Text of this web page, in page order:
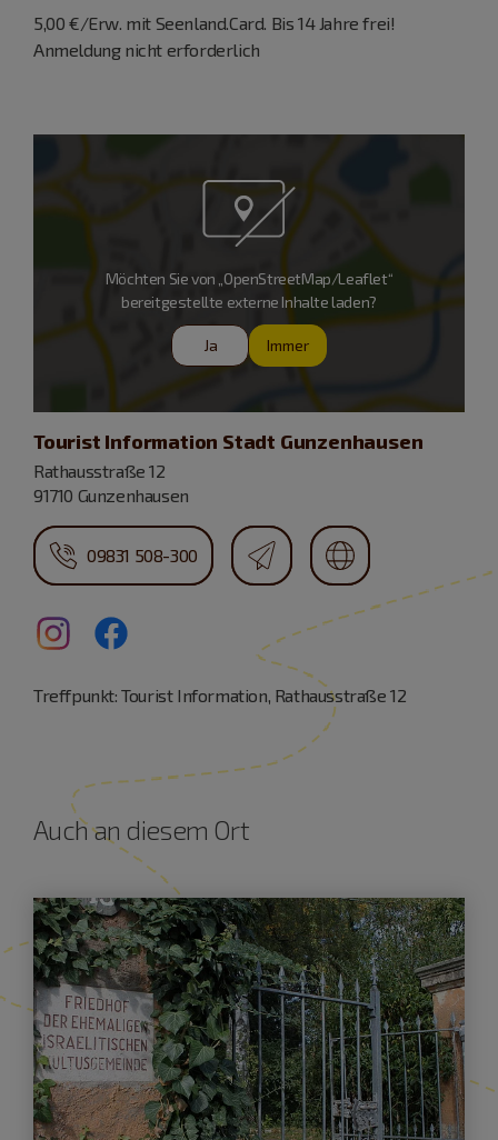
5,00 €/Erw. mit Seenland.Card. Bis 14 Jahre frei!
Anmeldung nicht erforderlich
Möchten Sie von „OpenStreetMap/Leaflet“
bereitgestellte externe Inhalte laden?
Ja Immer
Tourist Information Stadt Gunzenhausen
Rathausstraße 12
91710 Gunzenhausen
09831 508-300
Treffpunkt: Tourist Information, Rathausstraße 12
Auch an diesem Ort